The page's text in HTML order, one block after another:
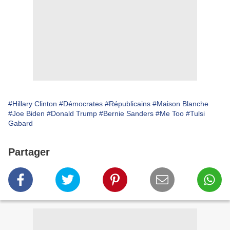
#Hillary Clinton #Démocrates #Républicains #Maison Blanche
#Joe Biden #Donald Trump #Bernie Sanders #Me Too #Tulsi
Gabard
Partager